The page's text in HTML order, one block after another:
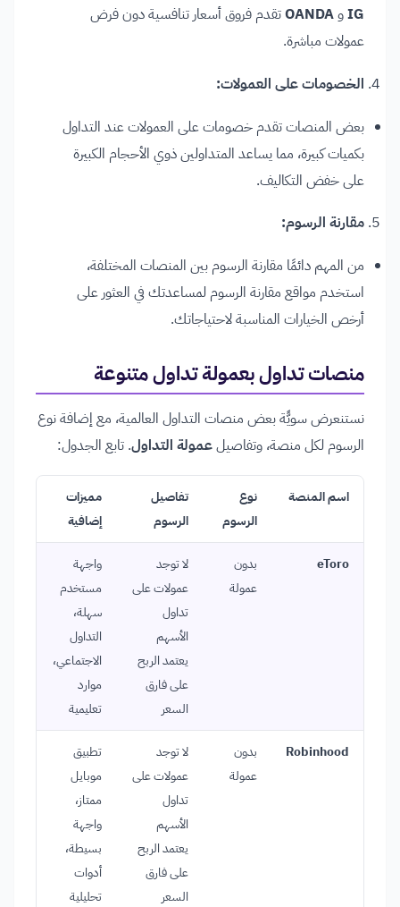
IGوOANDAتقدم فروق أسعار تنافسية دون فرض
عمولات مباشرة.
الخصومات على العمولات:
بعض المنصات تقدم خصومات على العمولات عند التداول
بكميات كبيرة، مما يساعد المتداولين ذوي الأحجام الكبيرة
على خفض التكاليف.
مقارنة الرسوم:
من المهم دائمًا مقارنة الرسوم بين المنصات المختلفة،
استخدم مواقع مقارنة الرسوم لمساعدتك في العثور على
أرخص الخيارات المناسبة لاحتياجاتك.
منصات تداول بعمولة تداول متنوعة
نستنعرض سويًّة بعض منصات التداول العالمية، مع إضافة نوع
الرسوم لكل منصة، وتفاصيلعمولة التداول. تابع الجدول:
اسم المنصة
نوع
الرسوم
تفاصيل
الرسوم
مميزات
إضافية
eToro
بدون
عمولة
لا توجد
عمولات على
تداول
الأسهم
يعتمد الربح
على فارق
السعر
واجهة
مستخدم
سهلة،
التداول
الاجتماعي،
موارد
تعليمية
Robinhood
بدون
عمولة
لا توجد
عمولات على
تداول
الأسهم
يعتمد الربح
على فارق
السعر
تطبيق
موبايل
ممتاز،
واجهة
بسيطة،
أدوات
تحليلية